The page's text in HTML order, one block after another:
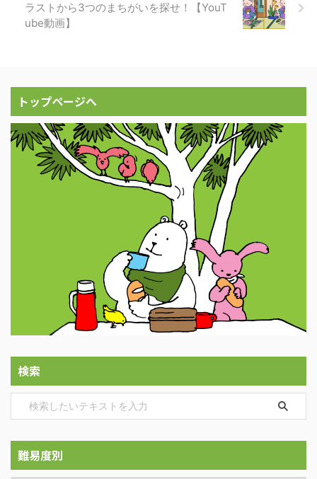
ラストから3つのまちがいを探せ！【YouT
ube動画】
トップページへ
検索
難易度別